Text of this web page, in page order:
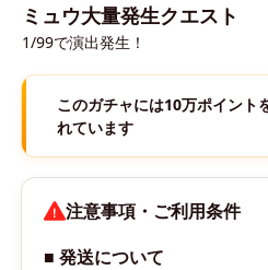
ミュウ大量発生クエスト
1/99で演出発生！
このガチャには10万ポイント
れています
注意事項・ご利用条件
■ 発送について